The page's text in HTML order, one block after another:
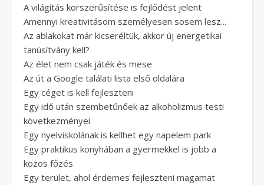
A világítás korszerűsítése is fejlődést jelent
Amennyi kreativitásom személyesen sosem lesz...
Az ablakokat már kicseréltük, akkor új energetikai
tanúsítvány kell?
Az élet nem csak játék és mese
Az út a Google találati lista első oldalára
Egy céget is kell fejleszteni
Egy idő után szembetűnőek az alkoholizmus testi
következményei
Egy nyelviskolának is kellhet egy napelem park
Egy praktikus konyhában a gyermekkel is jobb a
közös főzés
Egy terület, ahol érdemes fejleszteni magamat